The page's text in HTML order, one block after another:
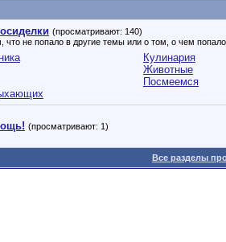
(просматривают: 140)
что не попало в другие темы или о том, о чем
Кулинария
Животные
Посмеемся
(просматривают: 1)
Все разделы